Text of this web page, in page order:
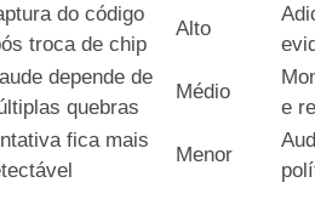
do código
troca de chip
Alto
depende de
quebras
Médio
e
fica mais
Menor